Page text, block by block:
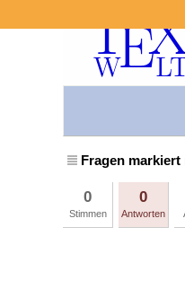
Fragen
0
Stimmen
0
Antworten